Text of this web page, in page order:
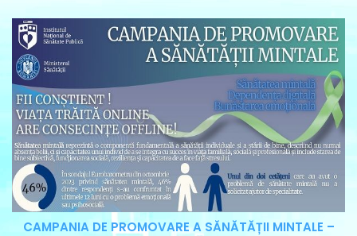
CAMPANIA DE PROMOVARE A SĂNĂTĂȚII MINTALE –